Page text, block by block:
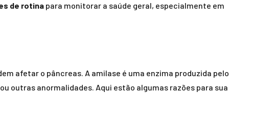
de rotina para monitorar a saúde geral, especialmente em
afetar o pâncreas. A amilase é uma enzima produzida pelo
outras anormalidades. Aqui estão algumas razões para sua